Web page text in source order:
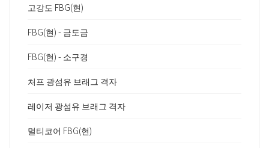
고강도 FBG(현)
FBG(현) - 금도금
FBG(현) - 소구경
처프 광섬유 브래그 격자
레이저 광섬유 브래그 격자
멀티코어 FBG(현)